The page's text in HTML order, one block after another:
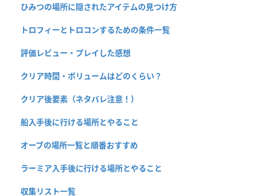
ひみつの場所に隠されたアイテムの見つけ方
トロフィーとトロコンするための条件一覧
評価レビュー・プレイした感想
クリア時間・ボリュームはどのくらい？
クリア後要素（ネタバレ注意！）
船入手後に行ける場所とやること
オーブの場所一覧と順番おすすめ
ラーミア入手後に行ける場所とやること
収集リスト一覧